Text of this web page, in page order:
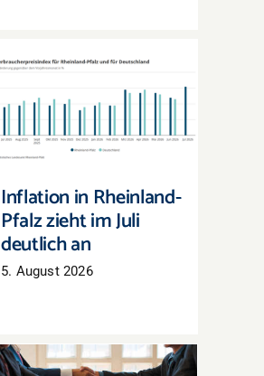
Inflation in Rheinland-
Pfalz zieht im Juli
deutlich an
Inflation in Rheinland-
Pfalz zieht im Juli
deutlich an
5. August 2026